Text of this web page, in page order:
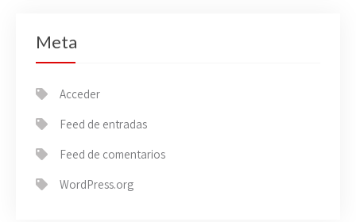
Meta
Acceder
Feed de entradas
Feed de comentarios
WordPress.org